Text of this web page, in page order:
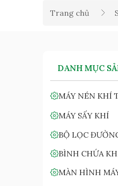
Trang chủ
DANH MỤC
MÁY NÉN KHÍ
MÁY SẤY KHÍ
BỘ LỌC
BÌNH CHỨA
MÀN HÌNH